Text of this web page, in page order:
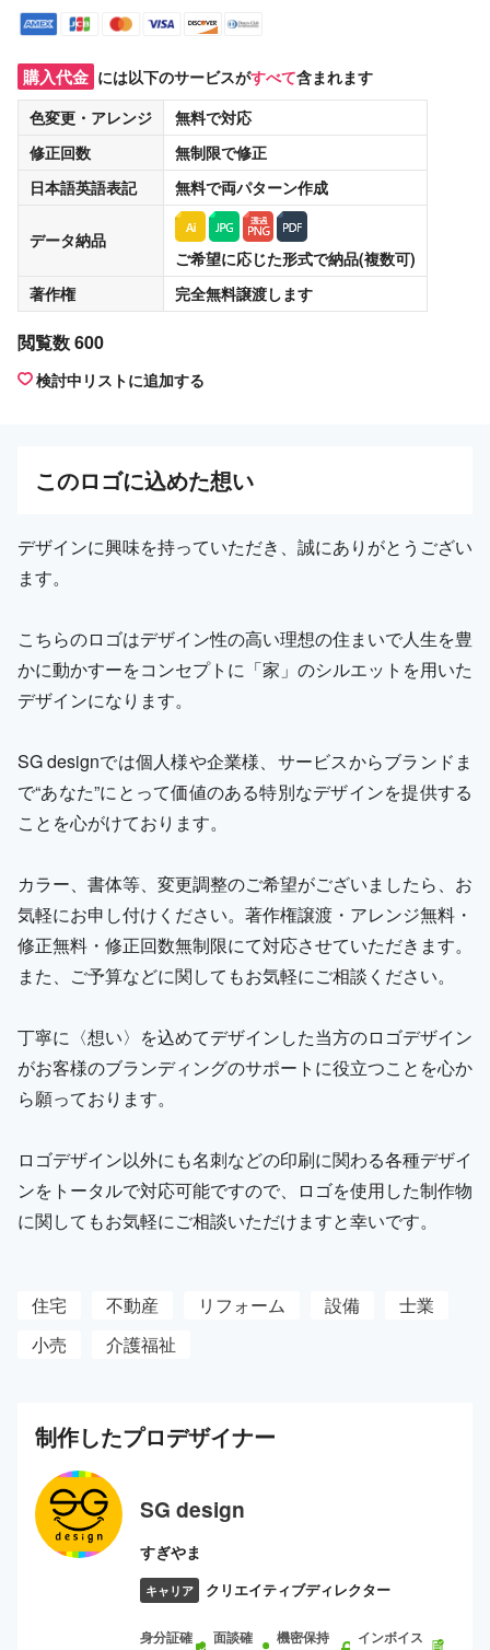
購入代金 には以下のサービスがすべて含まれます
色変更・アレンジ
無料で対応
修正回数
無制限で修正
日本語英語表記
無料で両パターン作成
データ納品
ご希望に応じた形式で納品(複数可)
著作権
完全無料譲渡します
閲覧数 600
検討中リストに追加する
このロゴに込めた想い
デザインに興味を持っていただき、誠にありがとうござい
ます。
こちらのロゴはデザイン性の高い理想の住まいで人生を豊
かに動かすーをコンセプトに「家」のシルエットを用いた
デザインになります。
SG designでは個人様や企業様、サービスからブランドま
で“あなた”にとって価値のある特別なデザインを提供する
ことを心がけております。
カラー、書体等、変更調整のご希望がございましたら、お
気軽にお申し付けください。著作権譲渡・アレンジ無料・
修正無料・修正回数無制限にて対応させていただきます。
また、ご予算などに関してもお気軽にご相談ください。
丁寧に〈想い〉を込めてデザインした当方のロゴデザイン
がお客様のブランディングのサポートに役立つことを心か
ら願っております。
ロゴデザイン以外にも名刺などの印刷に関わる各種デザイ
ンをトータルで対応可能ですので、ロゴを使用した制作物
に関してもお気軽にご相談いただけますと幸いです。
住宅 不動産 リフォーム 設備
士業
小売
介護福祉
制作したプロデザイナー
SG design
すぎやま
キャリア クリエイティブディレクター
身分証確 面談確 機密保持 インボイス